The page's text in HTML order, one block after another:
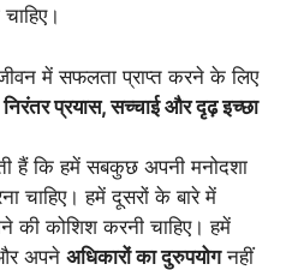
में सफलता प्राप्त करने के लिए
प्रयास, सच्चाई और दृढ़ इच्छा
हैं कि हमें सबकुछ अपनी मनोदशा
चाहिए। हमें दूसरों के बारे में
की कोशिश करनी चाहिए। हमें
अपने अधिकारों का दुरुपयोगनहीं